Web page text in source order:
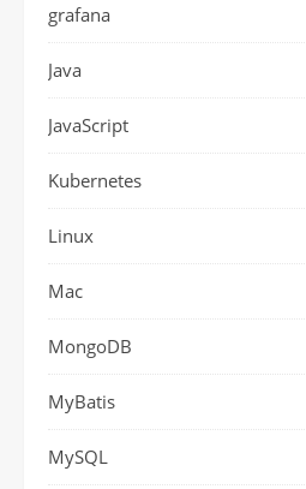
grafana
Java
JavaScript
Kubernetes
Linux
Mac
MongoDB
MyBatis
MySQL